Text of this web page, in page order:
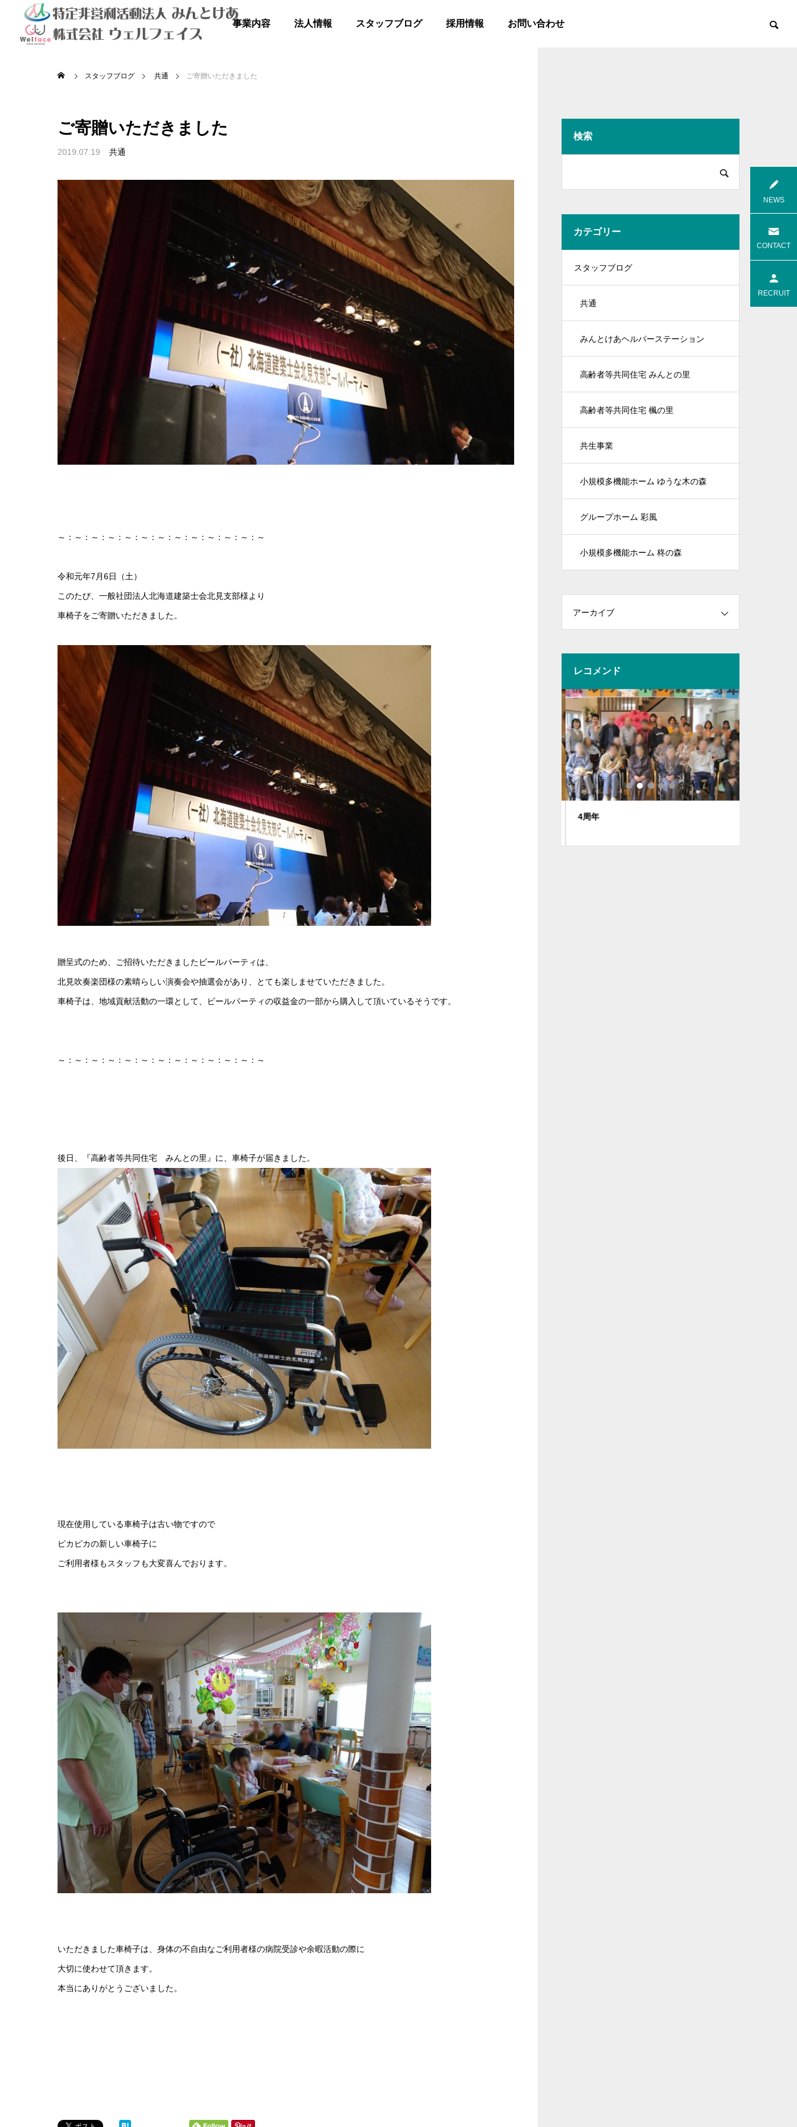
事業内容 法人情報 スタッフブログ 採用情報 お問い合わせ
秋のドライブ
高齢者等共同住宅 みんとの里
青空散髪
高齢者等共同住宅 みんとの里 高齢者等共同住宅 みんとの里
8月花火 8月焼肉
高齢者等共
スタッフブログ 共通 ご寄贈いただきました
ご寄贈いただきました
2019.07.19 共通
～：～：～：～：～：～：～：～：～：～：～：～：～
令和元年7月6日（土）
このたび、一般社団法人北海道建築士会北見支部様より
車椅子をご寄贈いただきました。
贈呈式のため、ご招待いただきましたビールパーティは、
北見吹奏楽団様の素晴らしい演奏会や抽選会があり、とても楽しませていただきました。
車椅子は、地域貢献活動の一環として、ビールパーティの収益金の一部から購入して頂いているそうです。
～：～：～：～：～：～：～：～：～：～：～：～：～
後日、『高齢者等共同住宅 みんとの里』に、車椅子が届きました。
現在使用している車椅子は古い物ですので
ピカピカの新しい車椅子に
ご利用者様もスタッフも大変喜んでおります。
いただきました車椅子は、身体の不自由なご利用者様の病院受診や余暇活動の際に
大切に使わせて頂きます。
本当にありがとうございました。
検索
カテゴリー
スタッフブログ
共通
みんとけあヘルパーステーション
高齢者等共同住宅 みんとの里
高齢者等共同住宅 楓の里
共生事業
小規模多機能ホーム ゆうな木の森
グループホーム 彩風
小規模多機能ホーム 柊の森
アーカイブ
レコメンド
バレンタインデー★ 4周年
NEWS
CONTACT
RECRUIT